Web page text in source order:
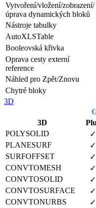
Vytvoření/vložení/zobrazení/
úprava dynamických bloků
Nástroje tabulky
AutoXLSTable
Booleovská křivka
Oprava cesty externí
reference
Náhled pro Zpět/Znovu
Chytré bloky
3D
3D
POLYSOLID
✓
PLANESURF
✓
SURFOFFSET
✓
CONVTOMESH
✓
CONVTOSOLID
✓
CONVTOSURFACE
✓
CONVTONURBS
✓